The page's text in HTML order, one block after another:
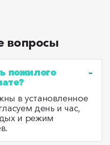
вопросы
пожилого
в установленное
день и час,
и режим